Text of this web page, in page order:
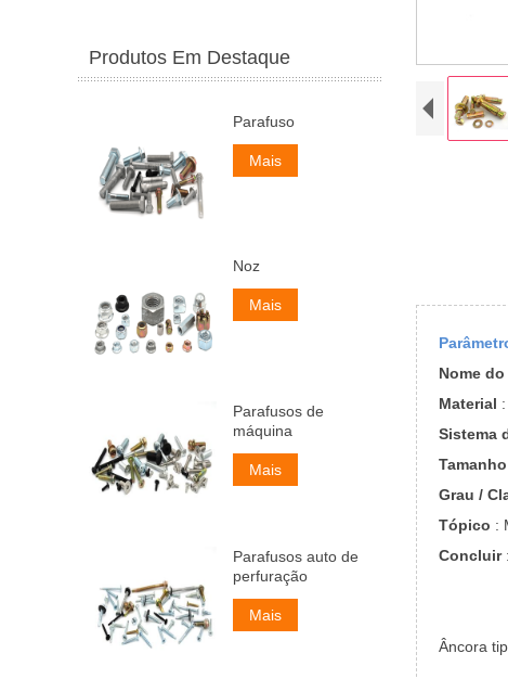
Nome
Material
Sistema
Tamanho
Grau /
Tópico :
Concluir:
Âncora
Produtos Em Destaque
Parafuso
Mais
Noz
Mais
Parafusos de
máquina
Mais
Parafusos auto de
perfuração
Mais